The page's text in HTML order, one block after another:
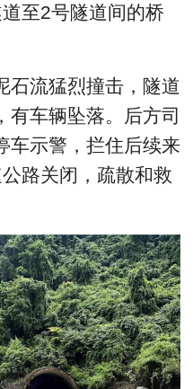
至2号隧道间的桥
石流猛烈撞击，隧道
有车辆坠落。后方司
车示警，拦住后续来
路关闭，疏散和救